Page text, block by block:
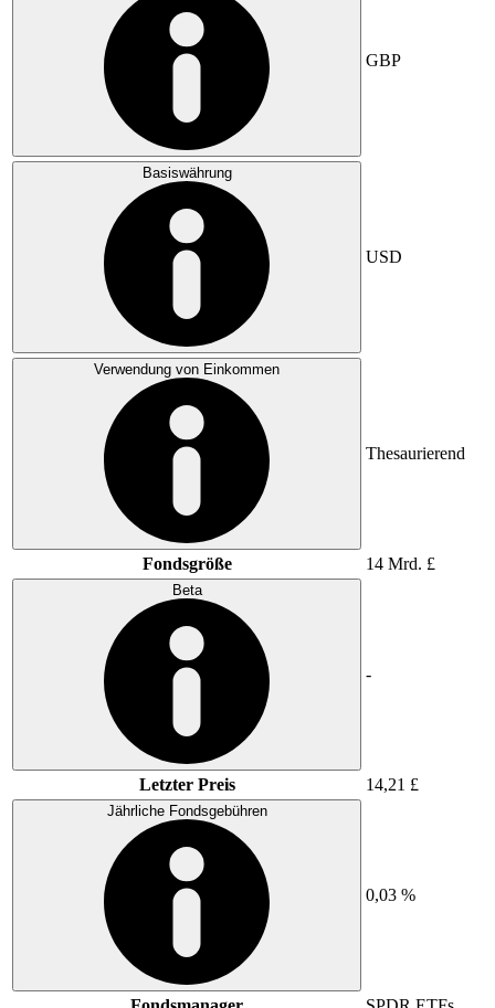
GBP
Basiswährung
USD
Verwendung von Einkommen
Thesaurierend
Fondsgröße 14 Mrd. £
Beta
-
Letzter Preis 14,21 £
Jährliche Fondsgebühren
0,03 %